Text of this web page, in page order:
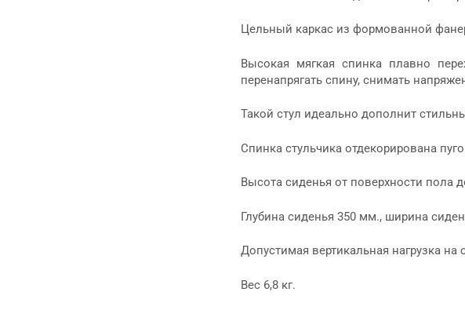
Цельный каркас из формованной
Высокая мягкая спинка плавно
перенапрягать спину, снимать
Такой стул идеально дополнит
Спинка стульчика отдекорирована
Высота сиденья от поверхности пола
Глубина сиденья 350 мм., ширина
Допустимая вертикальная нагрузка на
Вес 6,8 кг.